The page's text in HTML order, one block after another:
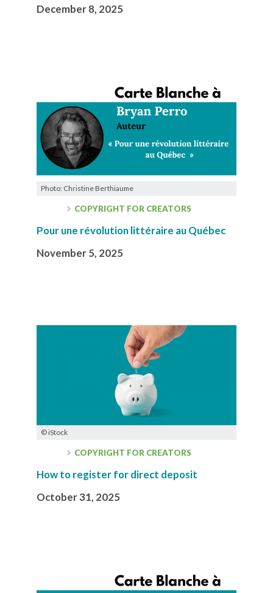
December 8, 2025
Photo: Christine Berthiaume
COPYRIGHT FOR CREATORS
Pour une révolution littéraire au Québec
November 5, 2025
© iStock
COPYRIGHT FOR CREATORS
How to register for direct deposit
October 31, 2025